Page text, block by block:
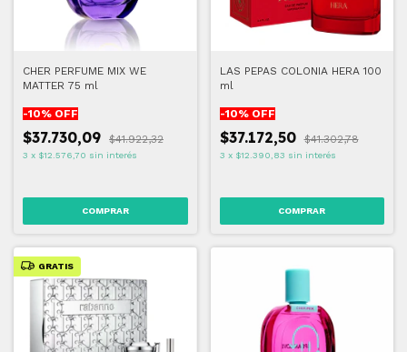
CHER PERFUME MIX WE
MATTER 75 ml
-10% OFF
$37.730,09 $41.922,32
3 x $12.576,70 sin interés
LAS PEPAS COLONIA HERA 100
ml
-10% OFF
$37.172,50 $41.302,78
3 x $12.390,83 sin interés
GRATIS